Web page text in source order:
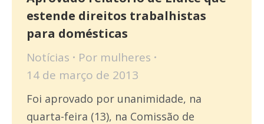
estende direitos trabalhistas
para domésticas
Notícias Por mulheres
14 de março de 2013
Foi aprovado por unanimidade, na
quarta-feira (13), na Comissão de